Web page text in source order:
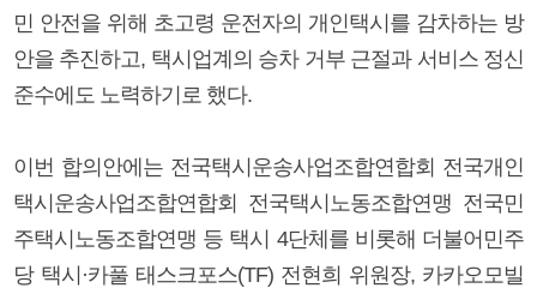
민 안전을 위해 초고령 운전자의 개인택시를 감차하는 방
안을 추진하고, 택시업계의 승차 거부 근절과 서비스 정신
준수에도 노력하기로 했다.
이번 합의안에는 전국택시운송사업조합연합회 전국개인
택시운송사업조합연합회 전국택시노동조합연맹 전국민
주택시노동조합연맹 등 택시 4단체를 비롯해 더불어민주
당 택시·카풀 태스크포스(TF) 전현희 위원장, 카카오모빌